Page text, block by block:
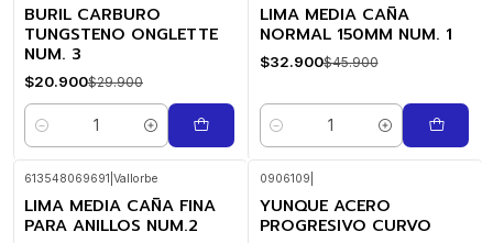
-30%
OFF
BURIL CARBURO
TUNGSTENO ONGLETTE
NUM. 3
$20.900$29.900
Cantidad
-28%
OFF
LIMA MEDIA CAÑA
NORMAL 150MM NUM. 1
$32.900$45.900
Cantidad
-23%
OFF
613548069691 Vallorbe
LIMA MEDIA CAÑA FINA
PARA ANILLOS NUM.2
-29%
OFF
0906109
YUNQUE ACERO
PROGRESIVO CURVO